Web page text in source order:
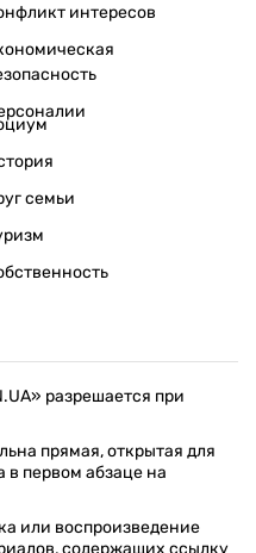
интересов
семьи
разрешается при
прямая, открытая для
в первом абзаце на
или воспроизведение